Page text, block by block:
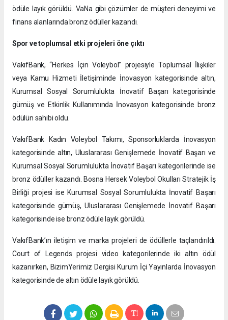
ödüle layık görüldü. VaNa gibi çözümler de müşteri deneyimi ve
finans alanlarında bronz ödüller kazandı.
Spor ve toplumsal etki projeleri öne çıktı
VakıfBank, “Herkes İçin Voleybol” projesiyle Toplumsal İlişkiler
veya Kamu Hizmeti İletişiminde İnovasyon kategorisinde altın,
Kurumsal Sosyal Sorumlulukta İnovatif Başarı kategorisinde
gümüş ve Etkinlik Kullanımında İnovasyon kategorisinde bronz
ödülün sahibi oldu.
VakıfBank Kadın Voleybol Takımı, Sponsorluklarda İnovasyon
kategorisinde altın, Uluslararası Genişlemede İnovatif Başarı ve
Kurumsal Sosyal Sorumlulukta İnovatif Başarı kategorilerinde ise
bronz ödüller kazandı. Bosna Hersek Voleybol Okulları Stratejik İş
Birliği projesi ise Kurumsal Sosyal Sorumlulukta İnovatif Başarı
kategorisinde gümüş, Uluslararası Genişlemede İnovatif Başarı
kategorisinde ise bronz ödüle layık görüldü.
VakıfBank’ın iletişim ve marka projeleri de ödüllerle taçlandırıldı.
Court of Legends projesi video kategorilerinde iki altın ödül
kazanırken, BizimYerimiz Dergisi Kurum İçi Yayınlarda İnovasyon
kategorisinde de altın ödüle layık görüldü.